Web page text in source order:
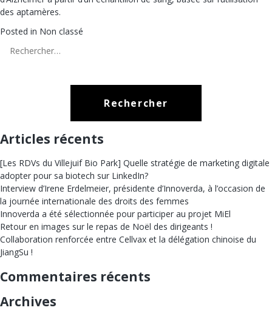
des aptamères.
Posted in Non classé
Articles récents
[Les RDVs du Villejuif Bio Park] Quelle stratégie de marketing digitale
adopter pour sa biotech sur LinkedIn?
Interview d’Irene Erdelmeier, présidente d’Innoverda, à l’occasion de
la journée internationale des droits des femmes
Innoverda a été sélectionnée pour participer au projet MiEl
Retour en images sur le repas de Noël des dirigeants !
Collaboration renforcée entre Cellvax et la délégation chinoise du
JiangSu !
Commentaires récents
Archives